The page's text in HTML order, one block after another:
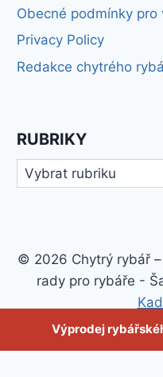
Obecné podmínky pro
Privacy Policy
Redakce chytrého
RUBRIKY
Rubriky
© 2026 Chytrý rybář
rady pro rybáře -
Výprodej